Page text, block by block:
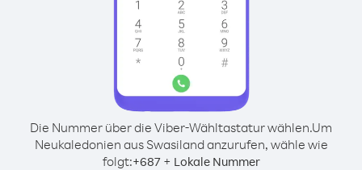
Die Nummer über die Viber-Wähltastatur wählen.Um
Neukaledonien aus Swasiland anzurufen, wähle wie
folgt:+687+ Lokale Nummer